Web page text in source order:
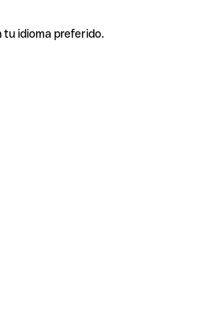
tu idioma preferido.